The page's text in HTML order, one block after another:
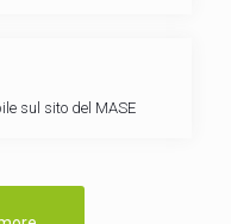
sul sito del MASE